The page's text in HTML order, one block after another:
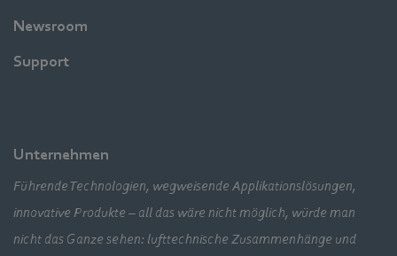
Newsroom
Support
Unternehmen
Führende Technologien, wegweisende Applikationslösungen,
innovative Produkte – all das wäre nicht möglich, würde man
nicht das Ganze sehen: lufttechnische Zusammenhänge und